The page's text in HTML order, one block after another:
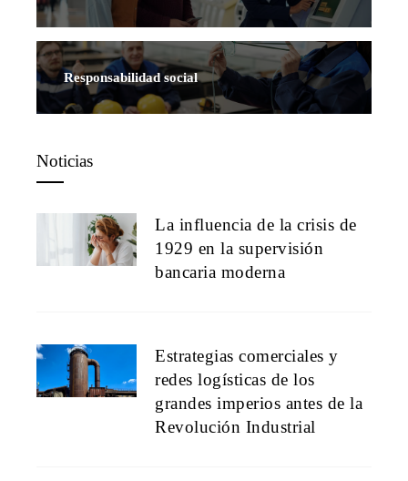
Responsabilidad social
Noticias
La influencia de la crisis de
1929 en la supervisión
bancaria moderna
Estrategias comerciales y
redes logísticas de los
grandes imperios antes de la
Revolución Industrial